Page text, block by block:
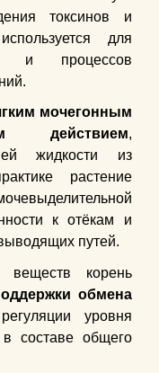
токсинов и
для
и процессов
мочегонным
действием,
жидкости из
растение
к отёкам и
путей.
веществ корень
обмена
уровня
составе общего